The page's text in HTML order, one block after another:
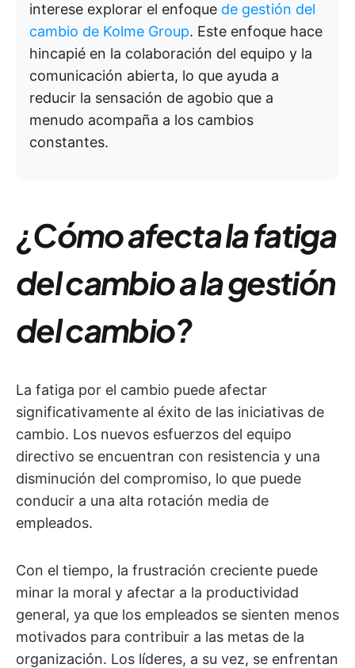
interese explorar el enfoque de gestión del
cambio de Kolme Group. Este enfoque hace
hincapié en la colaboración del equipo y la
comunicación abierta, lo que ayuda a
reducir la sensación de agobio que a
menudo acompaña a los cambios
constantes.
¿Cómo afecta la fatiga
del cambio a la gestión
del cambio?
La fatiga por el cambio puede afectar
significativamente al éxito de las iniciativas de
cambio. Los nuevos esfuerzos del equipo
directivo se encuentran con resistencia y una
disminución del compromiso, lo que puede
conducir a una alta rotación media de
empleados.
Con el tiempo, la frustración creciente puede
minar la moral y afectar a la productividad
general, ya que los empleados se sienten menos
motivados para contribuir a las metas de la
organización. Los líderes, a su vez, se enfrentan